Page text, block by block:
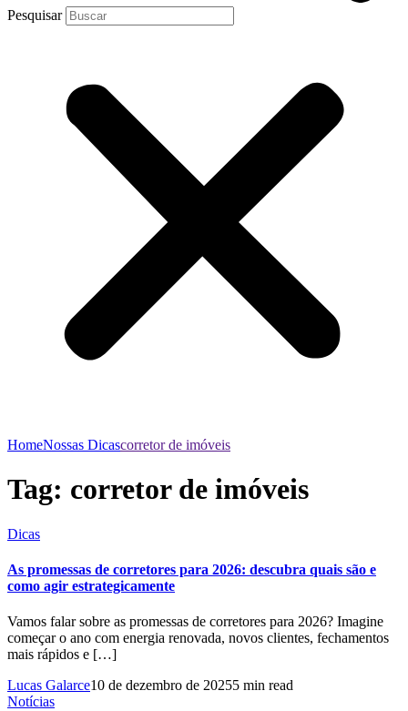
Pesquisar
HomeNossas Dicascorretor de imóveis
Tag: corretor de imóveis
Dicas
As promessas de corretores para 2026: descubra quais são e
como agir estrategicamente
Vamos falar sobre as promessas de corretores para 2026? Imagine
começar o ano com energia renovada, novos clientes, fechamentos
mais rápidos e […]
Lucas Galarce10 de dezembro de 20255 min read
Notícias